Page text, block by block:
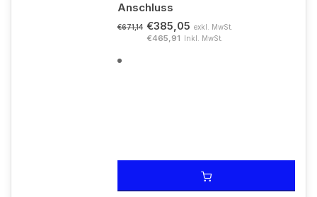
Anschluss
€671,14 €385,05 exkl. MwSt.
€465,91 Inkl. MwSt.